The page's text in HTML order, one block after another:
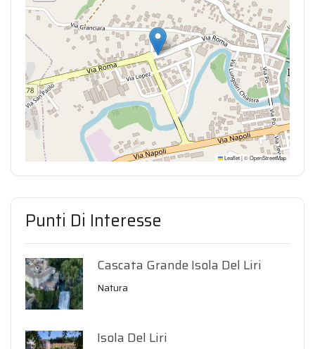
Leaflet|©OpenStreetMap
Punti Di Interesse
Cascata Grande Isola Del Liri
Natura
Isola Del Liri